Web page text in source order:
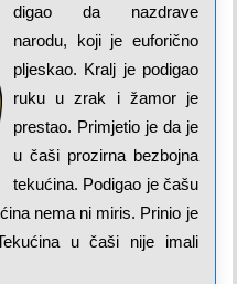
digao da nazdrave
narodu, koji je euforično
pljeskao. Kralj je podigao
ruku u zrak i žamor je
prestao. Primjetio je da je
u čaši prozirna bezbojna
tekućina. Podigao je čašu
nema ni miris. Prinio je
u čaši nije imali